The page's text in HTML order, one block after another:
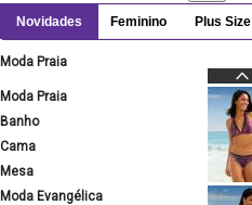
Novidades Feminino Plus Size
Moda Praia
Moda Praia
Banho
Cama
Mesa
Moda Evangélica